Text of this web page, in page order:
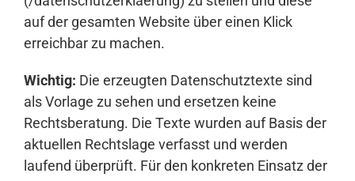
auf der gesamten Website über einen Klick
erreichbar zu machen.
Wichtig: Die erzeugten Datenschutztexte sind
als Vorlage zu sehen und ersetzen keine
Rechtsberatung. Die Texte wurden auf Basis der
aktuellen Rechtslage verfasst und werden
laufend überprüft. Für den konkreten Einsatz der